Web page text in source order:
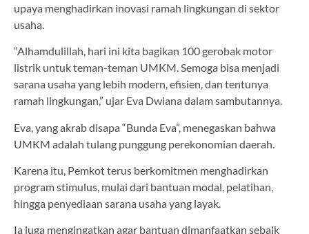
upaya menghadirkan inovasi ramah lingkungan di sektor
usaha.
“Alhamdulillah, hari ini kita bagikan 100 gerobak motor
listrik untuk teman-teman UMKM. Semoga bisa menjadi
sarana usaha yang lebih modern, efisien, dan tentunya
ramah lingkungan,” ujar Eva Dwiana dalam sambutannya.
Eva, yang akrab disapa “Bunda Eva”, menegaskan bahwa
UMKM adalah tulang punggung perekonomian daerah.
Karena itu, Pemkot terus berkomitmen menghadirkan
program stimulus, mulai dari bantuan modal, pelatihan,
hingga penyediaan sarana usaha yang layak.
Ia juga mengingatkan agar bantuan dimanfaatkan sebaik